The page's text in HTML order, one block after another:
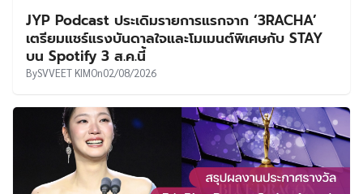
JYP Podcast ประเดิมรายการแรกจาก ‘3RACHA’
เตรียมแชร์แรงบันดาลใจและโมเมนต์พิเศษกับ STAY
บน Spotify 3 ส.ค.นี้
BySVVEET KIMOn02/08/2026